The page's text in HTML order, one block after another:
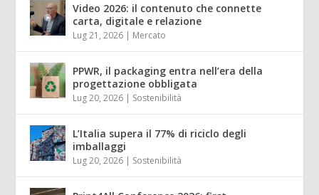
Video 2026: il contenuto che connette
carta, digitale e relazione
Lug 21, 2026 | Mercato
PPWR, il packaging entra nell’era della
progettazione obbligata
Lug 20, 2026 | Sostenibilità
L’Italia supera il 77% di riciclo degli
imballaggi
Lug 20, 2026 | Sostenibilità